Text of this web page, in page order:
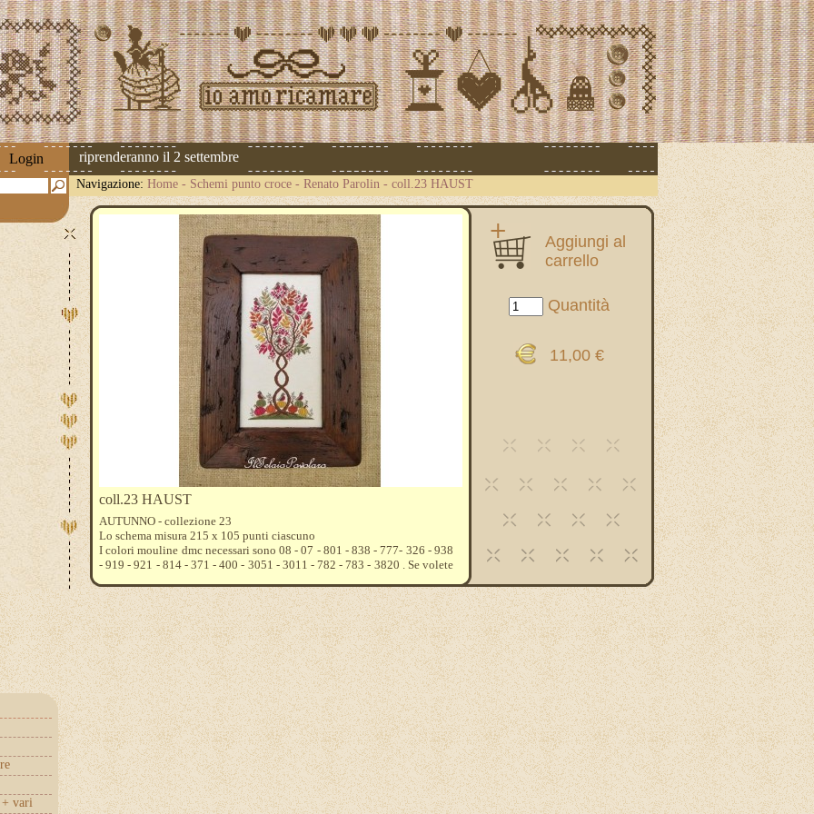
Login riprenderanno il 2 settembre
Navigazione: Home - Schemi punto croce - Renato Parolin - coll.23 HAUST
+ vari
Aggiungi al
carrello
Quantità
11,00 €
coll.23 HAUST
AUTUNNO - collezione 23
Lo schema misura 215 x 105 punti ciascuno
I colori mouline dmc necessari sono 08 - 07 - 801 - 838 - 777- 326 - 938
- 919 - 921 - 814 - 371 - 400 - 3051 - 3011 - 782 - 783 - 3820 . Se volete
ricamare . Fateci sapere cosa preferite vi aiuteremo a calcolare quanto
tessuto acquistare .